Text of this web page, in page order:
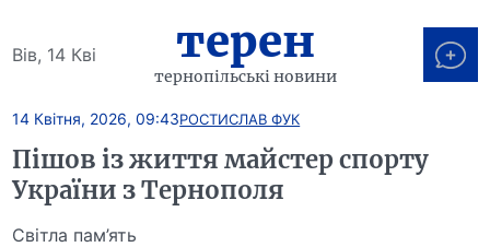
Вів, 14 Кві терен
тернопільські новини
14 Квітня, 2026, 09:43РОСТИСЛАВ ФУК
Пішов із життя майстер спорту
України з Тернополя
Світла пам’ять